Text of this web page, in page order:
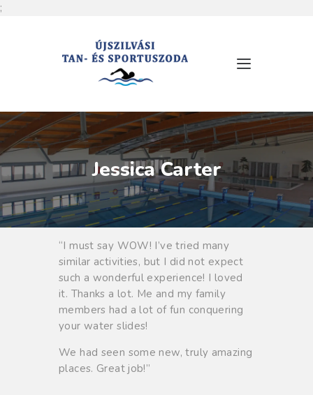
;
Jessica Carter
NYITVATARTÁS
SZOLGÁLTATÁSOK
ÁRLISTA
MEDENCÉINK
HÍREK
ESEMÉNYEK
KAPCSOLAT
“I must say WOW! I’ve tried many
similar activities, but I did not expect
such a wonderful experience! I loved
it. Thanks a lot. Me and my family
members had a lot of fun conquering
your water slides!
We had seen some new, truly amazing
places. Great job!”